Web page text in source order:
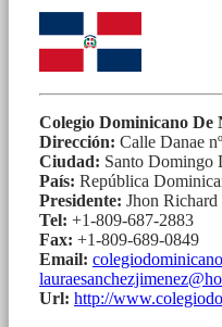
Colegio Dominicano De
Dirección: Calle Danae
Ciudad: Santo Domingo
País: República
Presidente: Jhon
Tel: +1-809-687-2883
Fax: +1-809-689-0849
Email:
Url: http://